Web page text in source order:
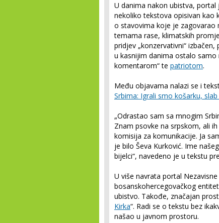
U danima nakon ubistva,
nekoliko tekstova opisivan kao
o stavovima koje je zagovarao
temama rase, klimatskih
pridjev „konzervativni“ izbačen,
u kasnijim danima ostalo
komentarom“ te patriotom.
Među objavama nalazi se i
Srbima: Igrali smo košarku,
„Odrastao sam sa mnogim
Znam psovke na srpskom, ali
komisija za komunikacije. Ja
je bilo Ševa Kurković. Ime
bijelci“, navedeno je u tekstu
U više navrata portal
bosanskohercegovačkog
ubistvo. Takođe, značajan
Kirka“. Radi se o tekstu bez
našao u javnom prostoru.